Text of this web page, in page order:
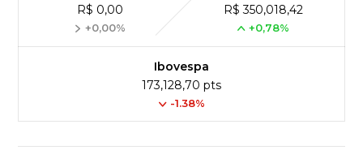
R$ 0,00
+0,00%
R$ 350,018,42
+0,78%
Ibovespa
173,128,70 pts
-1.38%